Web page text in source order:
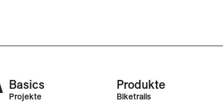
Basics
Projekte
Produkte
Biketrails